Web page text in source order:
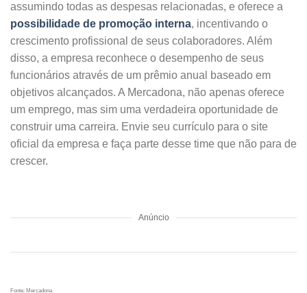
assumindo todas as despesas relacionadas, e oferece a
possibilidade de promoção interna, incentivando o
crescimento profissional de seus colaboradores. Além
disso, a empresa reconhece o desempenho de seus
funcionários através de um prêmio anual baseado em
objetivos alcançados. A Mercadona, não apenas oferece
um emprego, mas sim uma verdadeira oportunidade de
construir uma carreira. Envie seu currículo para o site
oficial da empresa e faça parte desse time que não para de
crescer.
Anúncio
Fonte: Mercadona